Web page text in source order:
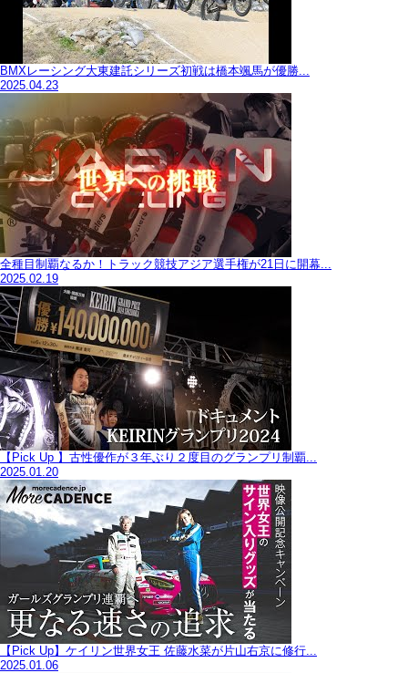
BMXレーシング大東建託シリーズ初戦は橋本颯馬が優勝...
2025.04.23
全種目制覇なるか！トラック競技アジア選手権が21日に開幕...
2025.02.19
【Pick Up 】古性優作が３年ぶり２度目のグランプリ制覇...
2025.01.20
【Pick Up】ケイリン世界女王 佐藤水菜が片山右京に修行...
2025.01.06